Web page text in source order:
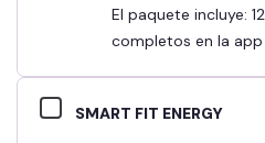
El paquete incluye:
completos en la app
SMART FIT ENERGY